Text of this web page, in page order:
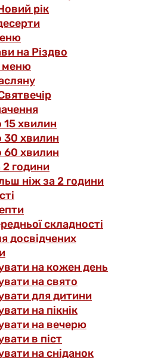
рік
на Різдво
меню
15 хвилин
30 хвилин
60 хвилин
2 години
ніж за 2 години
складності
досвідчених
на кожен день
на свято
для дитини
на пікнік
на вечерю
в піст
на сніданок